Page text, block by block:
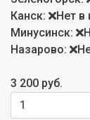
Канск:
Нет в
Минусинск:
Назарово:
3 200 руб.